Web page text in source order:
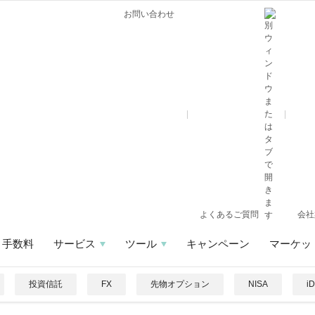
お問い合わせ
よくあるご質問 会
手数料 サービス ツール キャンペーン マーケッ
投資信託 FX 先物オプション NISA